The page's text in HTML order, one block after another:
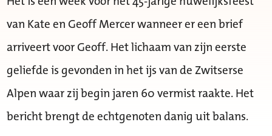
van Kate en Geoff Mercer wanneer er een brief
arriveert voor Geoff. Het lichaam van zijn eerste
geliefde is gevonden in het ijs van de Zwitserse
Alpen waar zij begin jaren 60 vermist raakte. Het
bericht brengt de echtgenoten danig uit balans.